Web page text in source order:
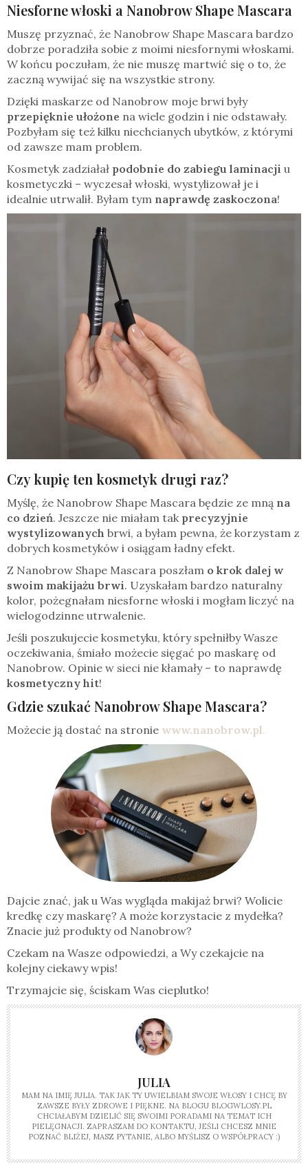
Niesforne włoski a Nanobrow Shape Mascara
Muszę przyznać, że Nanobrow Shape Mascara bardzo
dobrze poradziła sobie z moimi niesfornymi włoskami.
W końcu poczułam, że nie muszę martwić się o to, że
zaczną wywijać się na wszystkie strony.
Dzięki maskarze od Nanobrow moje brwi były
przepięknie ułożone na wiele godzin i nie odstawały.
Pozbyłam się też kilku niechcianych ubytków, z którymi
od zawsze mam problem.
Kosmetyk zadziałał podobnie do zabiegu laminacji u
kosmetyczki – wyczesał włoski, wystylizował je i
idealnie utrwalił. Byłam tym naprawdę zaskoczona!
Czy kupię ten kosmetyk drugi raz?
Myślę, że Nanobrow Shape Mascara będzie ze mną na
co dzień. Jeszcze nie miałam tak precyzyjnie
wystylizowanych brwi, a byłam pewna, że korzystam z
dobrych kosmetyków i osiągam ładny efekt.
Z Nanobrow Shape Mascara poszłam o krok dalej w
swoim makijażu brwi. Uzyskałam bardzo naturalny
kolor, pożegnałam niesforne włoski i mogłam liczyć na
wielogodzinne utrwalenie.
Jeśli poszukujecie kosmetyku, który spełniłby Wasze
oczekiwania, śmiało możecie sięgać po maskarę od
Nanobrow. Opinie w sieci nie kłamały – to naprawdę
kosmetyczny hit!
Gdzie szukać Nanobrow Shape Mascara?
Możecie ją dostać na stronie www.nanobrow.pl.
Dajcie znać, jak u Was wygląda makijaż brwi? Wolicie
kredkę czy maskarę? A może korzystacie z mydełka?
Znacie już produkty od Nanobrow?
Czekam na Wasze odpowiedzi, a Wy czekajcie na
kolejny ciekawy wpis!
Trzymajcie się, ściskam Was cieplutko!
JULIA
MAM NA IMIĘ JULIA. TAK JAK TY UWIELBIAM SWOJE WŁOSY I CHCĘ BY
ZAWSZE BYŁY ZDROWE I PIĘKNE. NA BLOGU BLOGWLOSY.PL
CHCIAŁABYM DZIELIĆ SIĘ SWOIMI PORADAMI NA TEMAT ICH
PIELĘGNACJI. ZAPRASZAM DO KONTAKTU, JEŚLI CHCESZ MNIE
POZNAĆ BLIŻEJ, MASZ PYTANIE, ALBO MYŚLISZ O WSPÓŁPRACY :)